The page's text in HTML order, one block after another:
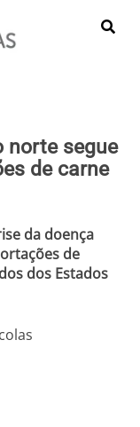
norte segue
de carne
da doença
de
dos Estados